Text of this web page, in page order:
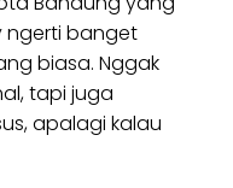
ngerti banget
biasa. Nggak
tapi juga
apalagi kalau